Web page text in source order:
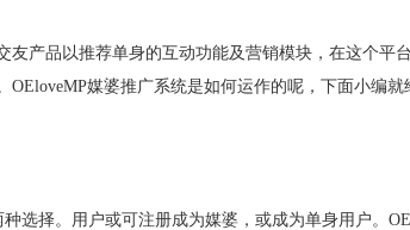
友产品以推荐单身的互动功能及营销模块，在这个平
OEloveMP媒婆推广系统是如何运作的呢，下面小编
择。用户或可注册成为媒婆，或成为单身用户。